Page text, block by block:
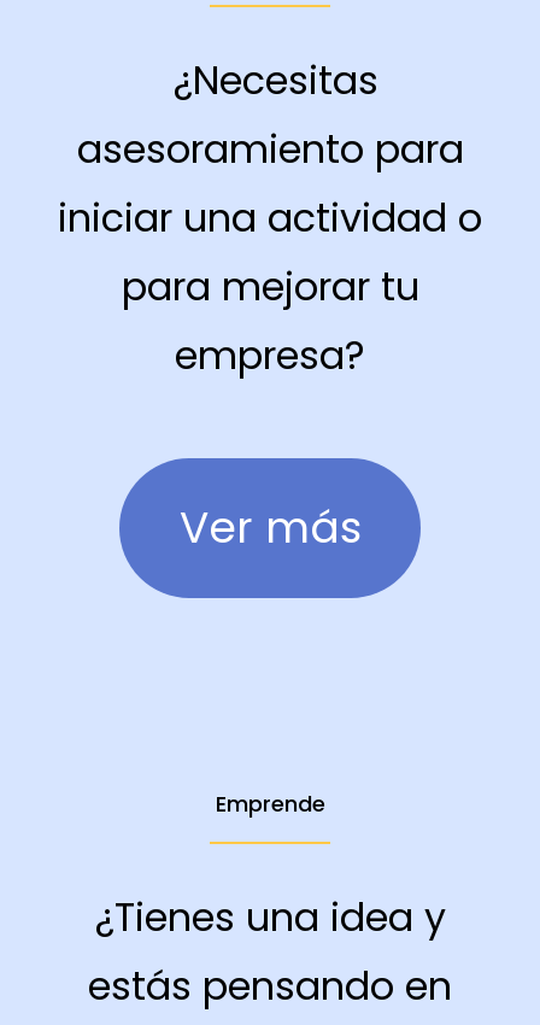
¿Necesitas
asesoramiento para
iniciar una actividad o
para mejorar tu
empresa?
Ver más
Emprende
¿Tienes una idea y
estás pensando en